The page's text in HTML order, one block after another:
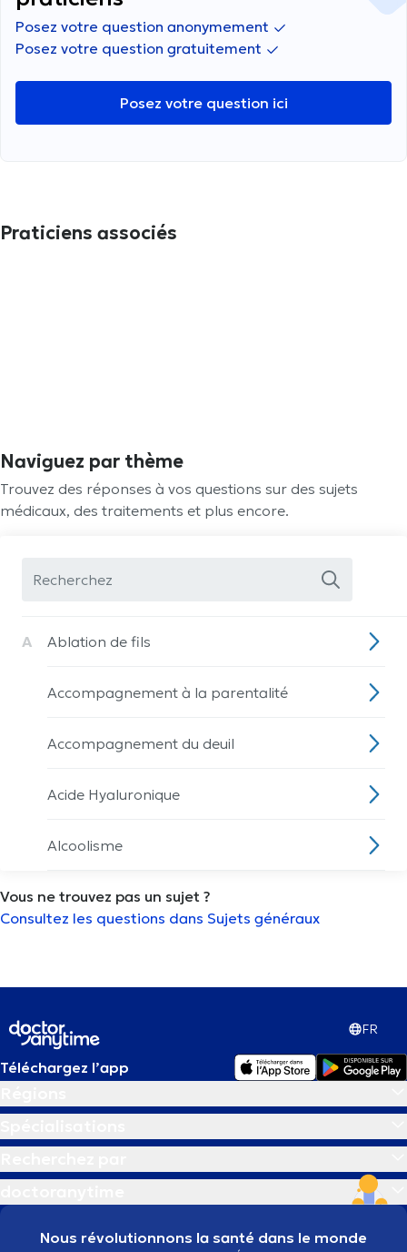
Posez votre question anonymement
Posez votre question gratuitement
Posez votre question ici
Praticiens associés
Naviguez par thème
Trouvez des réponses à vos questions sur des sujets
médicaux, des traitements et plus encore.
A Ablation de fils
Accompagnement à la parentalité
Accompagnement du deuil
Acide Hyaluronique
Alcoolisme
Allaitement
Analyse morphostatique
Anémie
Appareil dentaire
Vous ne trouvez pas un sujet ?
Consultez les questions dans Sujets généraux
FR
Téléchargez l’app
Nous révolutionnons la santé dans le monde